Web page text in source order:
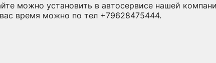
можно установить в автосервисе нашей
время можно по тел +79628475444.